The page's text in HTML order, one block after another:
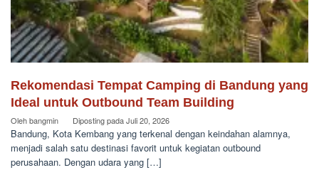
Rekomendasi Tempat Camping di Bandung yang
Ideal untuk Outbound Team Building
Olehbangmin Diposting padaJuli 20, 2026
Bandung, Kota Kembang yang terkenal dengan keindahan alamnya,
menjadi salah satu destinasi favorit untuk kegiatan outbound
perusahaan. Dengan udara yang […]